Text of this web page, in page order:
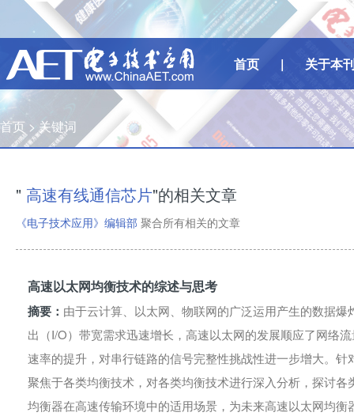
首页 | 关于本
首页 > 关键词
" 高速有线通信芯片"的相关文章
《电子技术应用》编辑部 聚合所有相关的文章
高速以太网均衡技术的综述与思考
摘要： 由于云计算、以太网、物联网的广泛运用产生的数据
出（I/O）带宽需求迅速增长，高速以太网的发展顺应了网络
速率的提升，对串行链路的信号完整性挑战性进一步增大。
聚焦于各类均衡技术，对各类均衡技术进行深入分析，探讨
均衡器在高速传输环境中的适用场景，为未来高速以太网均